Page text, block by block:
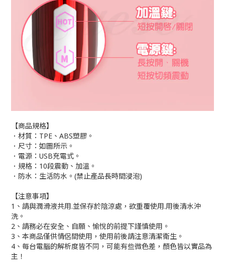
【商品規格】
．材質：TPE、ABS塑膠。
．尺寸：如圖所示。
．電源：USB充電式。
．規格：10段震動、加溫。
．防水：生活防水。(禁止產品長時間浸泡)
【注意事項】
1、請與潤滑液共用.並保存於陰涼處，欲重覆使用.用後清水沖
洗。
2、請務必在安全、自願、愉悅的前提下謹慎使用。
3、本商品僅供情侶間使用，使用前後請注意清潔衛生。
4、每台電腦的解析度皆不同，可能有些微色差，顏色皆以實品為
主！